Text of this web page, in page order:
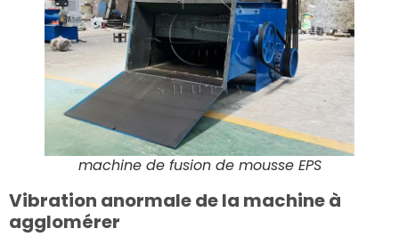
machine de fusion de mousse EPS
Vibration anormale de la machine à
agglomérer